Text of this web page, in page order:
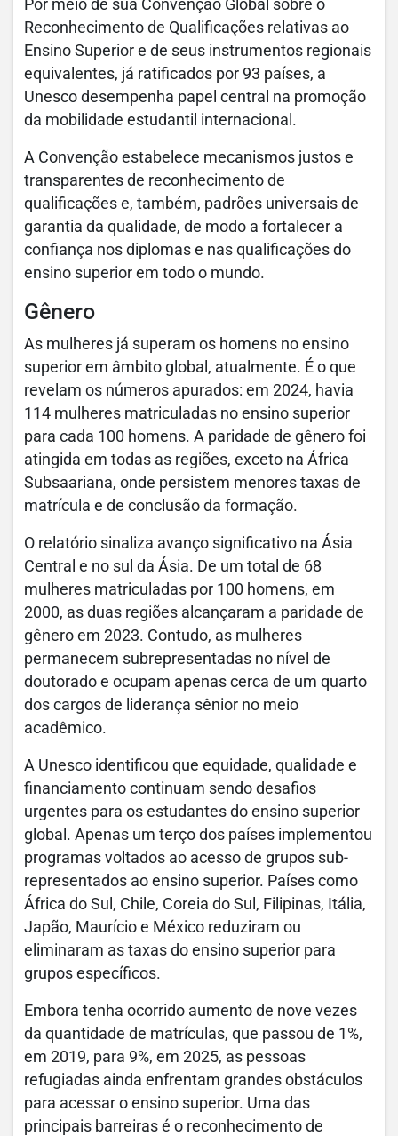
Por meio de sua Convenção Global sobre o
Reconhecimento de Qualificações relativas ao
Ensino Superior e de seus instrumentos regionais
equivalentes, já ratificados por 93 países, a
Unesco desempenha papel central na promoção
da mobilidade estudantil internacional.
A Convenção estabelece mecanismos justos e
transparentes de reconhecimento de
qualificações e, também, padrões universais de
garantia da qualidade, de modo a fortalecer a
confiança nos diplomas e nas qualificações do
ensino superior em todo o mundo.
Gênero
As mulheres já superam os homens no ensino
superior em âmbito global, atualmente. É o que
revelam os números apurados: em 2024, havia
114 mulheres matriculadas no ensino superior
para cada 100 homens. A paridade de gênero foi
atingida em todas as regiões, exceto na África
Subsaariana, onde persistem menores taxas de
matrícula e de conclusão da formação.
O relatório sinaliza avanço significativo na Ásia
Central e no sul da Ásia. De um total de 68
mulheres matriculadas por 100 homens, em
2000, as duas regiões alcançaram a paridade de
gênero em 2023. Contudo, as mulheres
permanecem subrepresentadas no nível de
doutorado e ocupam apenas cerca de um quarto
dos cargos de liderança sênior no meio
acadêmico.
A Unesco identificou que equidade, qualidade e
financiamento continuam sendo desafios
urgentes para os estudantes do ensino superior
global. Apenas um terço dos países implementou
programas voltados ao acesso de grupos sub-
representados ao ensino superior. Países como
África do Sul, Chile, Coreia do Sul, Filipinas, Itália,
Japão, Maurício e México reduziram ou
eliminaram as taxas do ensino superior para
grupos específicos.
Embora tenha ocorrido aumento de nove vezes
da quantidade de matrículas, que passou de 1%,
em 2019, para 9%, em 2025, as pessoas
refugiadas ainda enfrentam grandes obstáculos
para acessar o ensino superior. Uma das
principais barreiras é o reconhecimento de